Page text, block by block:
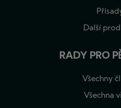
Další
RADY PRO
Všechny
Všechna